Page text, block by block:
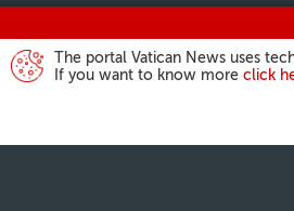
The portal Vatican News uses
If you want to know more click